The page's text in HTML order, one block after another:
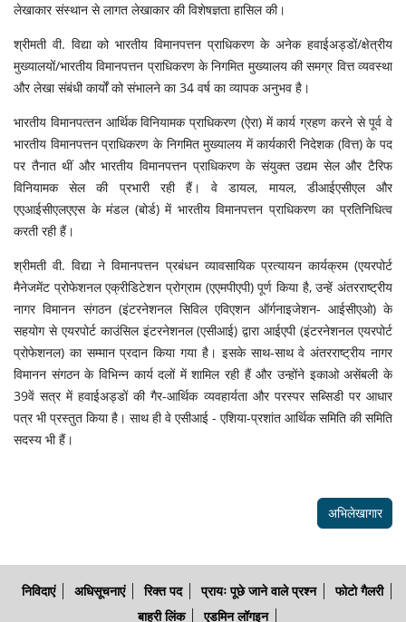
लेखाकार संस्थान से लागत लेखाकार की विशेषज्ञता हासिल की।
श्रीमती वी. विद्या को भारतीय विमानपत्तन प्राधिकरण के अनेक हवाईअड्डों/क्षेत्रीय
मुख्यालयों/भारतीय विमानपत्तन प्राधिकरण के निगमित मुख्यालय की समग्र वित्त व्यवस्था
और लेखा संबंधी कार्यों को संभालने का 34 वर्ष का व्यापक अनुभव है।
भारतीय विमानपत्‍तन आर्थिक विनियामक प्राधिकरण (ऐरा) में कार्य ग्रहण करने से पूर्व वे
भारतीय विमानपत्तन प्राधिकरण के निगमित मुख्यालय में कार्यकारी निदेशक (वित्त) के पद
पर तैनात थीं और भारतीय विमानपत्तन प्राधिकरण के संयुक्त उद्यम सेल और टैरिफ
विनियामक सेल की प्रभारी रही हैं। वे डायल, मायल, डीआईएसीएल और
एएआईसीएलएएस के मंडल (बोर्ड) में भारतीय विमानपत्तन प्राधिकरण का प्रतिनिधित्व
करती रही हैं।
श्रीमती वी. विद्या ने विमानपत्तन प्रबंधन व्यावसायिक प्रत्यायन कार्यक्रम (एयरपोर्ट
मैनेजमेंट प्रोफेशनल एक्रीडिटेशन प्रोग्राम (एएमपीएपी) पूर्ण किया है, उन्हें अंतरराष्ट्रीय
नागर विमानन संगठन (इंटरनेशनल सिविल एविएशन ऑर्गनाइजेशन- आईसीएओ) के
सहयोग से एयरपोर्ट काउंसिल इंटरनेशनल (एसीआई) द्वारा आईएपी (इंटरनेशनल एयरपोर्ट
प्रोफेशनल) का सम्मान प्रदान किया गया है। इसके साथ-साथ वे अंतरराष्ट्रीय नागर
विमानन संगठन के विभिन्न कार्य दलों में शामिल रही हैं और उन्होंने इकाओ असेंबली के
39वें सत्र में हवाईअड्डों की गैर-आर्थिक व्यवहार्यता और परस्पर सब्सिडी पर आधार
पत्र भी प्रस्तुत किया है। साथ ही वे एसीआई - एशिया-प्रशांत आर्थिक समिति की समिति
सदस्य भी हैं।
अभिलेखागार
निविदाएं अधिसूचनाएं रिक्त पद प्रायः पूछे जाने वाले प्रश्न
फोटो गैलरी
बाहरी लिंक
एडमिन लॉगइन